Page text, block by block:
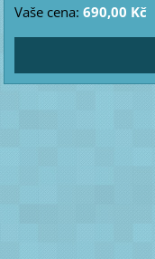
Vaše cena: 690,00 Kč